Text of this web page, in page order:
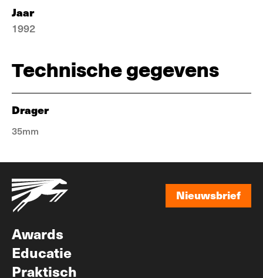
Jaar
1992
Technische gegevens
Drager
35mm
Nieuwsbrief
Awards
Educatie
Praktisch